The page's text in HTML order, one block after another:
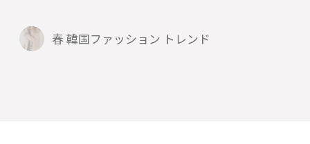
春 韓国ファッション トレンド